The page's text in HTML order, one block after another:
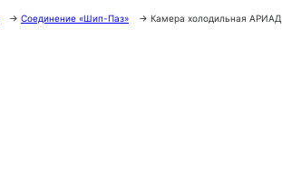
→ Соединение «Шип-Паз» → Камера холодильная